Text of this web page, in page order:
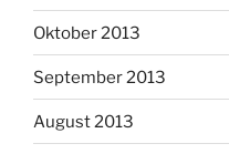
Oktober 2013
September 2013
August 2013